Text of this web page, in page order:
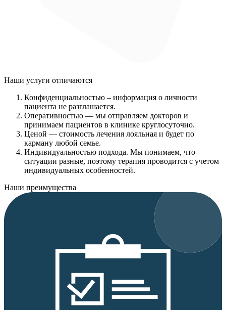
Наши услуги отличаются
Конфиденциальностью – информация о личности
пациента не разглашается.
Оперативностью — мы отправляем докторов и
принимаем пациентов в клинике круглосуточно.
Ценой — стоимость лечения лояльная и будет по
карману любой семье.
Индивидуальностью подхода. Мы понимаем, что
ситуации разные, поэтому терапия проводится с учетом
индивидуальных особенностей.
Наши преимущества